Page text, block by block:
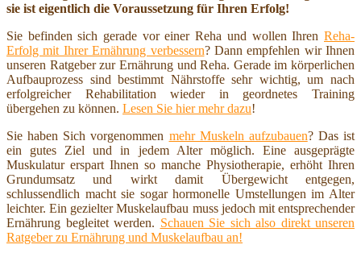
sie ist eigentlich die Voraussetzung für Ihren Erfolg!
Sie befinden sich gerade vor einer Reha und wollen Ihren Reha-
Erfolg mit Ihrer Ernährung verbessern? Dann empfehlen wir Ihnen
unseren Ratgeber zur Ernährung und Reha. Gerade im körperlichen
Aufbauprozess sind bestimmt Nährstoffe sehr wichtig, um nach
erfolgreicher Rehabilitation wieder in geordnetes Training
übergehen zu können. Lesen Sie hier mehr dazu!
Sie haben Sich vorgenommen mehr Muskeln aufzubauen? Das ist
ein gutes Ziel und in jedem Alter möglich. Eine ausgeprägte
Muskulatur erspart Ihnen so manche Physiotherapie, erhöht Ihren
Grundumsatz und wirkt damit Übergewicht entgegen,
schlussendlich macht sie sogar hormonelle Umstellungen im Alter
leichter. Ein gezielter Muskelaufbau muss jedoch mit entsprechender
Ernährung begleitet werden. Schauen Sie sich also direkt unseren
Ratgeber zu Ernährung und Muskelaufbau an!